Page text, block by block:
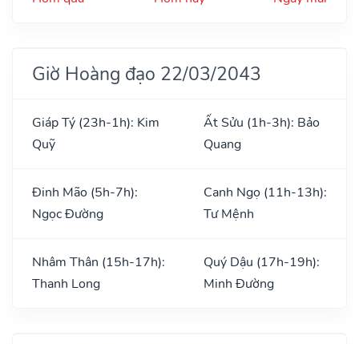
Giờ Hoàng đạo 22/03/2043
Giáp Tý (23h-1h): Kim
Quỹ
Ất Sửu (1h-3h): Bảo
Quang
Đinh Mão (5h-7h):
Ngọc Đường
Canh Ngọ (11h-13h):
Tư Mệnh
Nhâm Thân (15h-17h):
Thanh Long
Quý Dậu (17h-19h):
Minh Đường